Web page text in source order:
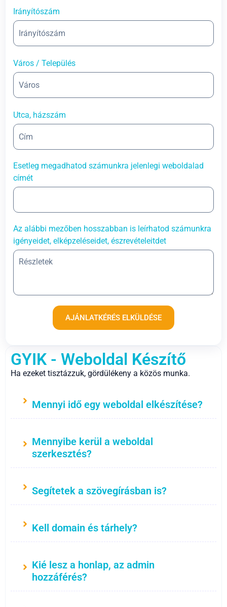
GYIK - Weboldal Készítő
Ha ezeket tisztázzuk, gördülékeny a közös munka.
Mennyi idő egy weboldal elkészítése?
Mennyibe kerül a weboldal
szerkesztés?
Segítetek a szövegírásban is?
Kell domain és tárhely?
Kié lesz a honlap, az admin
hozzáférés?
Irányítószám
Város / Település
Utca, házszám
Esetleg megadhatod számunkra jelenlegi weboldalad
címét
Az alábbi mezőben hosszabban is leírhatod számunkra
igényeidet, elképzeléseidet, észrevételeitdet
AJÁNLATKÉRÉS ELKÜLDÉSE